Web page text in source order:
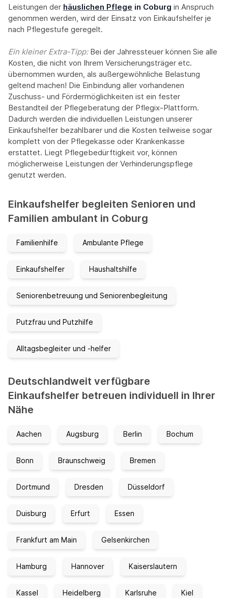
Leistungen der häuslichen Pflege in Coburg in Anspruch
genommen werden, wird der Einsatz von Einkaufshelfer je
nach Pflegestufe geregelt.
Ein kleiner Extra-Tipp:‍ Bei der Jahressteuer können Sie alle
Kosten, die nicht von Ihrem Versicherungsträger etc.
übernommen wurden, als außergewöhnliche Belastung
geltend machen! Die Einbindung aller vorhandenen
Zuschuss- und Fördermöglichkeiten ist ein fester
Bestandteil der Pflegeberatung der Pflegix-Plattform.
Dadurch werden die individuellen Leistungen unserer
Einkaufshelfer bezahlbarer und die Kosten teilweise sogar
komplett von der Pflegekasse oder Krankenkasse
erstattet. Liegt Pflegebedürftigkeit vor, können
möglicherweise Leistungen der Verhinderungspflege
genutzt werden.
Einkaufshelfer begleiten Senioren und
Familien ambulant in Coburg
Familienhilfe Ambulante Pflege
Einkaufshelfer Haushaltshilfe
Seniorenbetreuung und Seniorenbegleitung
Putzfrau und Putzhilfe
Alltagsbegleiter und -helfer
Deutschlandweit verfügbare
Einkaufshelfer betreuen individuell in Ihrer
Nähe
Aachen Augsburg Berlin Bochum
Bonn Braunschweig Bremen
Dortmund Dresden Düsseldorf
Duisburg Erfurt Essen
Frankfurt am Main Gelsenkirchen
Hamburg Hannover Kaiserslautern
Kassel Heidelberg Karlsruhe Kiel